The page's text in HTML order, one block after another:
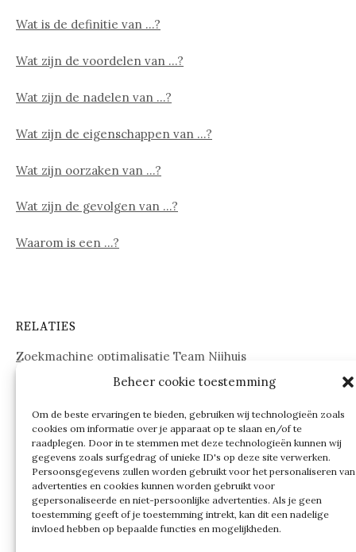
Beheer cookie toestemming
Om de beste ervaringen te bieden, gebruiken wij technologieën zoals
cookies om informatie over je apparaat op te slaan en/of te
raadplegen. Door in te stemmen met deze technologieën kunnen wij
gegevens zoals surfgedrag of unieke ID's op deze site verwerken.
Persoonsgegevens zullen worden gebruikt voor het personaliseren van
advertenties en cookies kunnen worden gebruikt voor
gepersonaliseerde en niet-persoonlijke advertenties. Als je geen
toestemming geeft of je toestemming intrekt, kan dit een nadelige
invloed hebben op bepaalde functies en mogelijkheden.
Wat is de definitie van …?
Wat zijn de voordelen van …?
Wat zijn de nadelen van …?
Wat zijn de eigenschappen van …?
Wat zijn oorzaken van …?
Wat zijn de gevolgen van …?
Waarom is een …?
RELATIES
Zoekmachine optimalisatie Team Nijhuis